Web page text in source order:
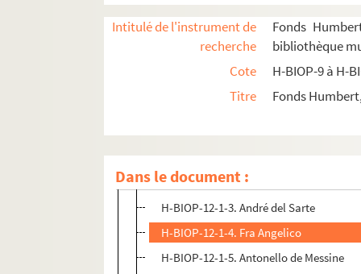
Intitulé de l'instrument de
recherche
Fonds
bibliothèque
Cote
H-BIOP-9 à H-
Titre
Fonds
Dans le document :
H-BIOP-9. Portraits de personnages du
H-BIOP-10. Portraits des personnages lettrés
H-BIOP-11. Portraits des personnages de
H-BIOP-12. Portraits d'artistes : arts,
H-BIOP-12-1-1. Louise Abbema
H-BIOP-12-1-2. Andreas Achenbach
H-BIOP-12-1-3. André del Sarte
H-BIOP-12-1-4. Fra Angelico
H-BIOP-12-1-5. Antonello de Messine